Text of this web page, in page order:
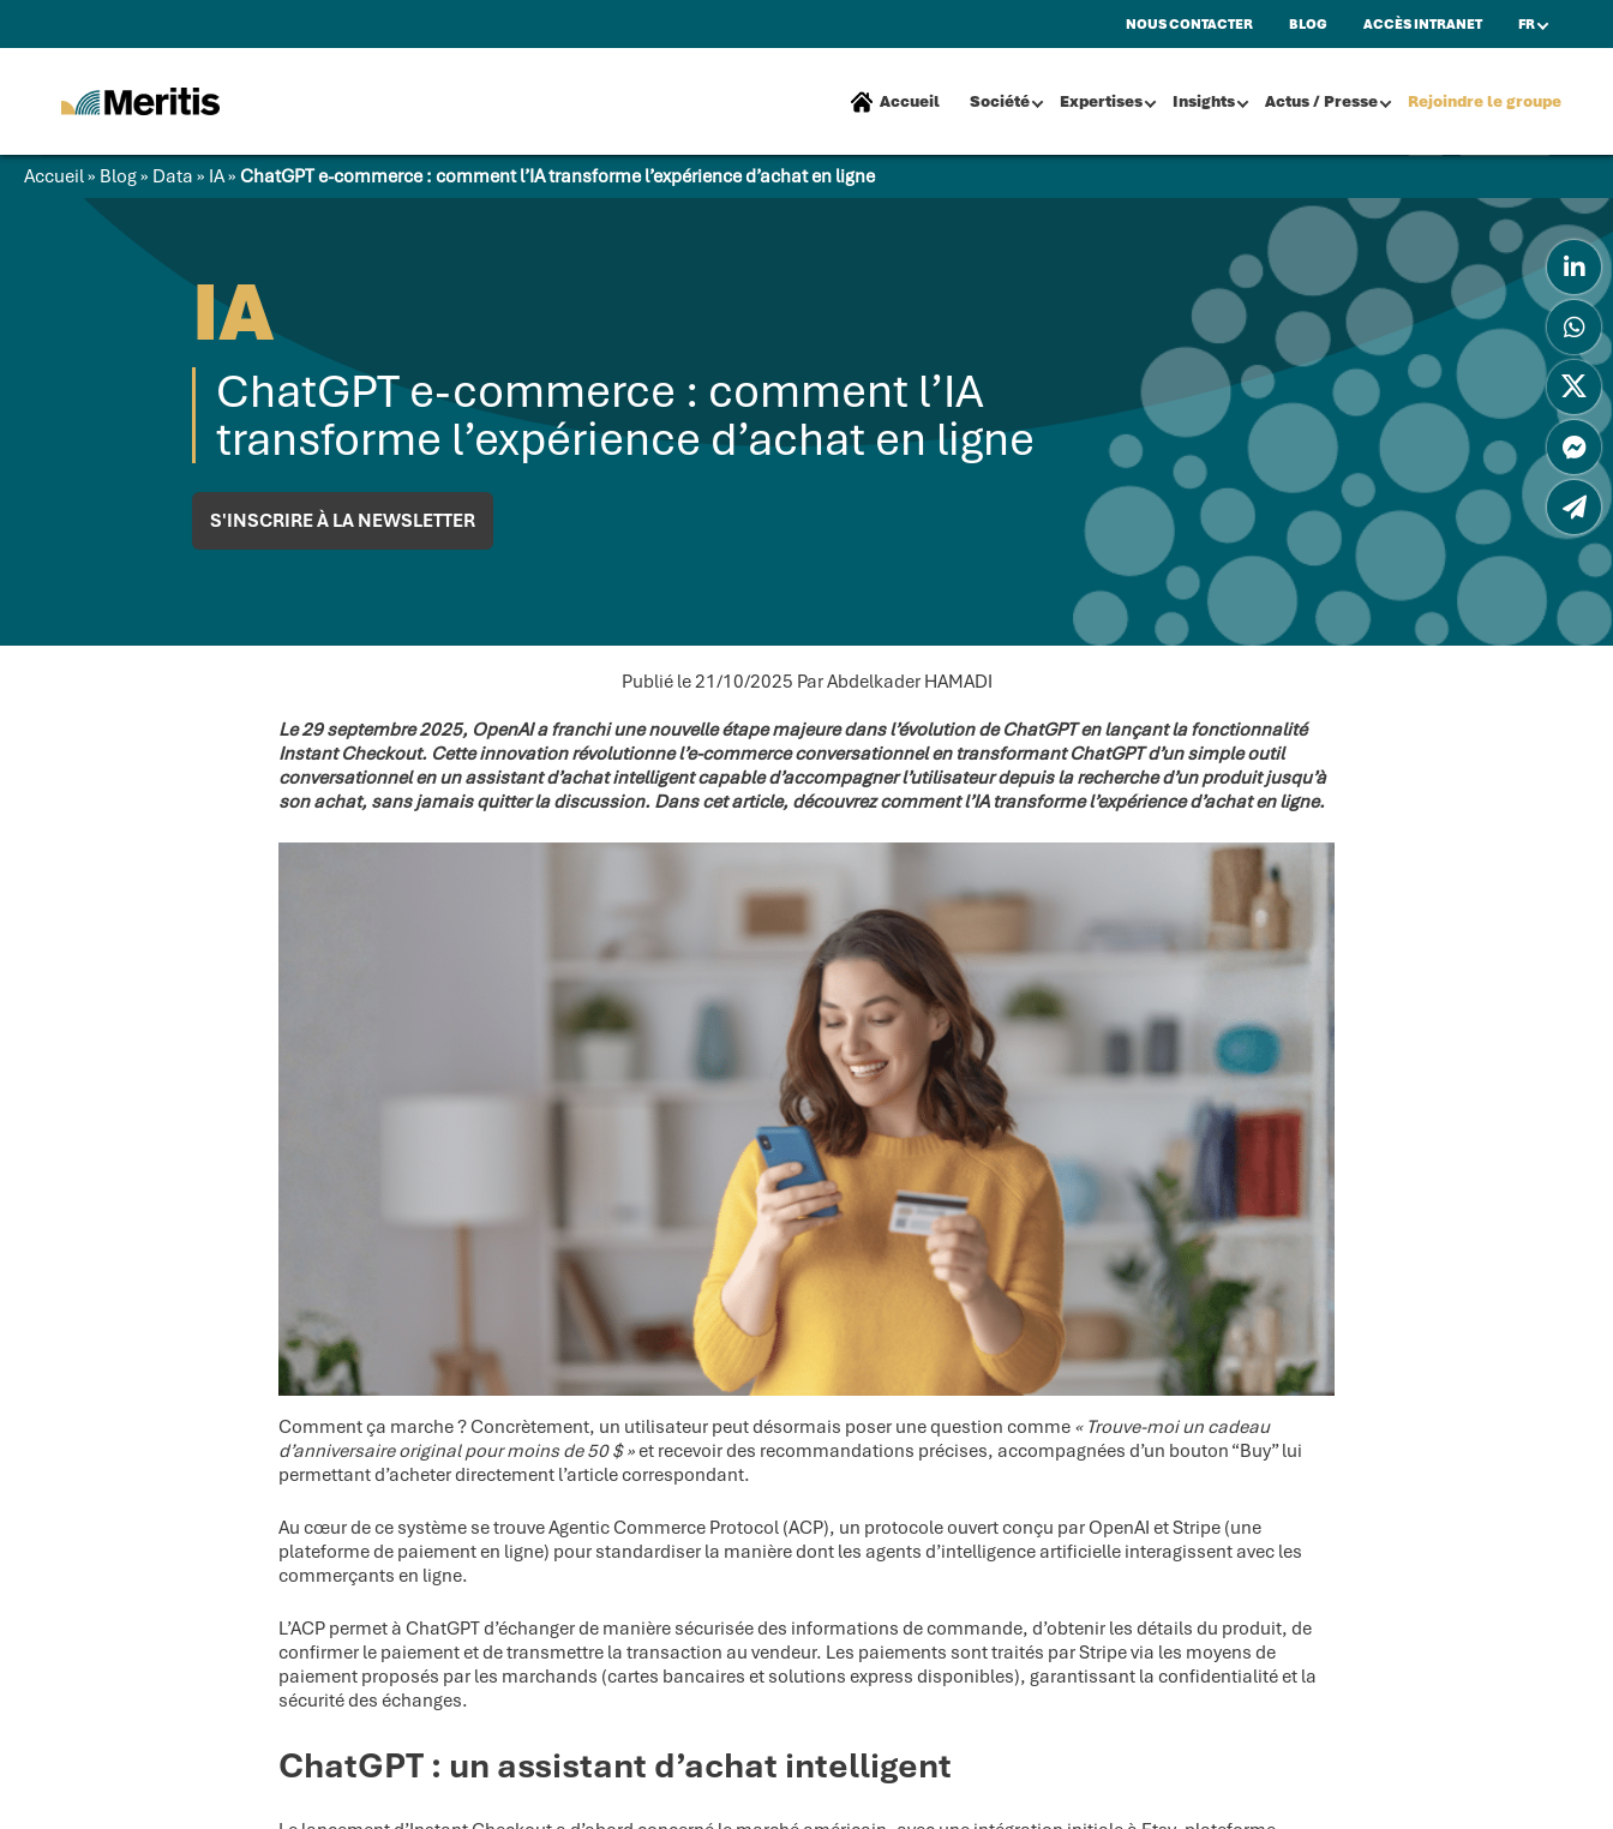
NOUS CONTACTER BLOG ACCÈS INTRANET FR
tech world
Accueil Société Expertises Insights Actus / Presse Rejoindre le groupe
Accueil» Blog» Data » IA» ChatGPT e-commerce : comment l’IA transforme l’expérience d’achat en ligne
IA
ChatGPT e-commerce : comment l’IA
transforme l’expérience d’achat en ligne
S'INSCRIRE À LA NEWSLETTER
Publié le 21/10/2025 Par Abdelkader HAMADI
Le 29 septembre 2025, OpenAI a franchi une nouvelle étape majeure dans l’évolution de ChatGPT en lançant la fonctionnalité
Instant Checkout. Cette innovation révolutionne l’e-commerce conversationnel en transformant ChatGPT d’un simple outil
conversationnel en un assistant d’achat intelligent capable d’accompagner l’utilisateur depuis la recherche d’un produit jusqu’à
son achat, sans jamais quitter la discussion. Dans cet article, découvrez comment l’IA transforme l’expérience d’achat en ligne.
Comment ça marche ? Concrètement, un utilisateur peut désormais poser une question comme « Trouve-moi un cadeau
d’anniversaire original pour moins de 50 $ »et recevoir des recommandations précises, accompagnées d’un bouton “Buy” lui
permettant d’acheter directement l’article correspondant.
Au cœur de ce système se trouve Agentic Commerce Protocol (ACP), un protocole ouvert conçu par OpenAI et Stripe (une
plateforme de paiement en ligne) pour standardiser la manière dont les agents d’intelligence artificielle interagissent avec les
commerçants en ligne.
L’ACP permet à ChatGPT d’échanger de manière sécurisée des informations de commande, d’obtenir les détails du produit, de
confirmer le paiement et de transmettre la transaction au vendeur. Les paiements sont traités par Stripe via les moyens de
paiement proposés par les marchands (cartes bancaires et solutions express disponibles), garantissant la confidentialité et la
sécurité des échanges.
ChatGPT : un assistant d’achat intelligent